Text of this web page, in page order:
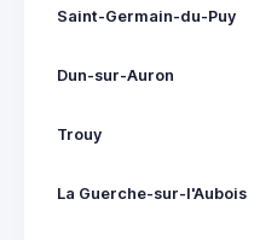
Saint-Germain-du-Puy
Dun-sur-Auron
Trouy
La Guerche-sur-l'Aubois